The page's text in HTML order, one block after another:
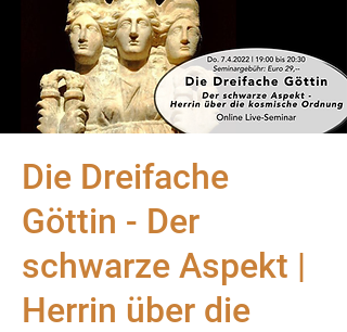
Die Dreifache
Göttin - Der
schwarze Aspekt |
Herrin über die